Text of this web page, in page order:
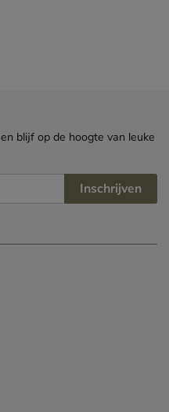
en blijf op de hoogte van leuke
Inschrijven